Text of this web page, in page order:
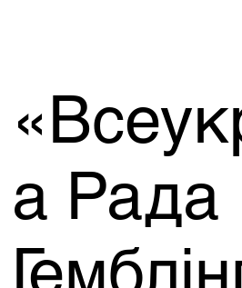
а Рада